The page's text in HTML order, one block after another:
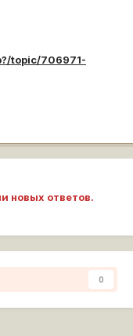
topic/706971-
новых ответов.
0